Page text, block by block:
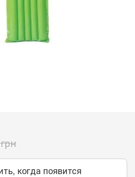
когда появится